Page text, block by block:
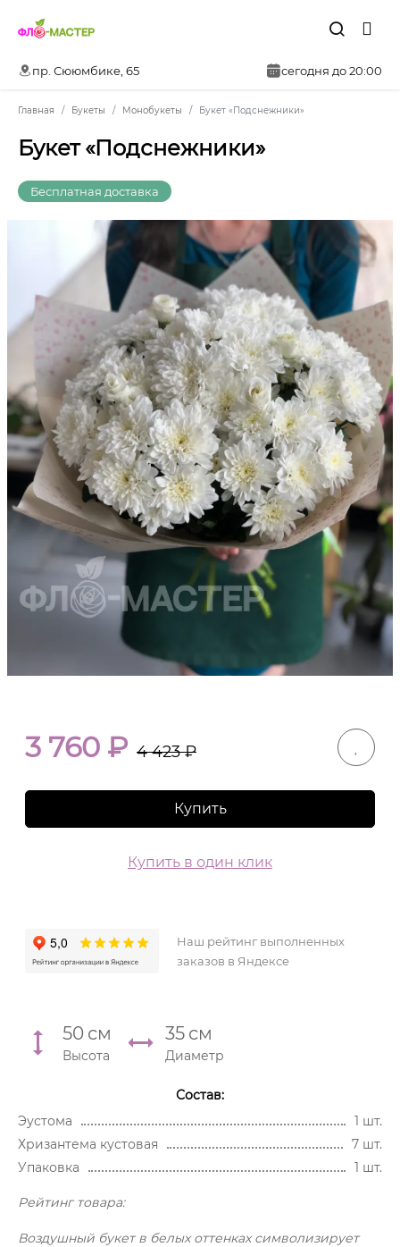
пр. Сююмбике, 65 сегодня до 20:00
Главная Букеты Монобукеты Букет «Подснежники»
Букет «Подснежники»
Бесплатная доставка
3 760 ₽ 4 423₽
Купить
Купить в один клик
Наш рейтинг выполненных
заказов в Яндексе
50 см
Высота
35 см
Диаметр
Состав:
Эустома
1 шт.
Хризантема кустовая
7 шт.
Упаковка
1 шт.
Рейтинг товара:
Воздушный букет в белых оттенках символизирует